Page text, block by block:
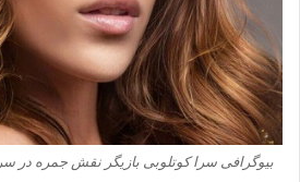
بیوگرافی سرا کوتلوبی بازیگر نقش جمره در